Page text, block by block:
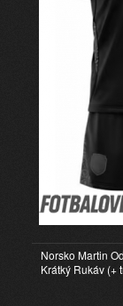
Norsko Martin
Krátký Rukáv (+